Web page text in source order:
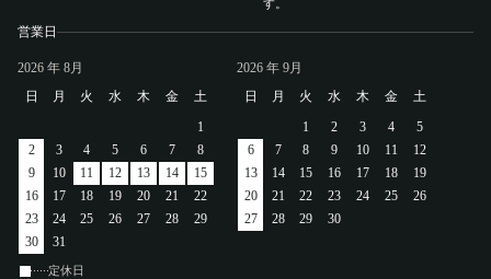
ログイン / 新規登録
特定商取引法に基づく表示
会社概要
す。
営業日
2026 年 8月
日
月 火 水 木 金
土
1
2
3 4 5 6 7
8
9
10 11 12 13 14
15
16
17 18 19 20 21
22
23
24 25 26 27 28
29
30
31
2026 年 9月
日
月 火 水 木 金
土
1
2 3 4
5
6
7 8 9 10 11
12
13
14 15 16 17 18
19
20
21 22 23 24 25
26
27
28 29 30
定休日